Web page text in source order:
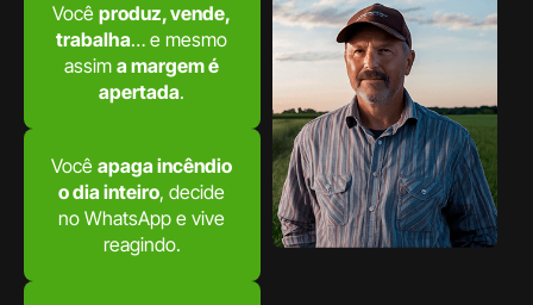
Vocêproduz, vende,
trabalha… e mesmo
assima margem é
apertada.
Vocêapaga incêndio
o dia inteiro, decide
no WhatsApp e vive
reagindo.